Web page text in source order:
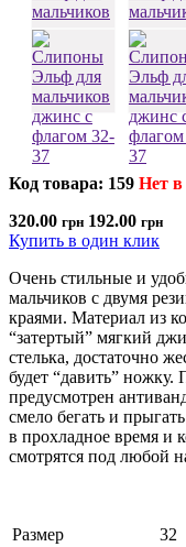
Код товара: 159 Нет
320.00 грн 192.00 грн
Купить в один клик
Очень стильные и
мальчиков с двумя
краями. Материал из
“затертый” мягкий
стелька, достаточно
будет “давить”
предусмотрен
смело бегать и
в прохладное время и
смотрятся под любой
Размер 32